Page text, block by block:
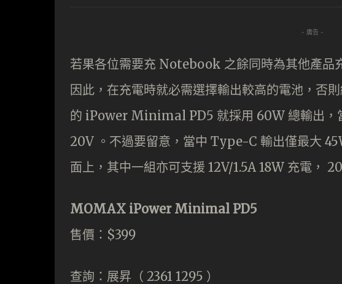
- 廣告 -
若果各位需要充 Notebook 之餘同時為其他產品
因此，在充電時就必需選擇輸出較高的電池，否
的 iPower Minimal PD5 就採用 60W 總輸出，
20V 。不過要留意，當中 Type-C 輸出僅最大
面上，其中一組亦可支援 12V/1.5A 18W 充電，
MOMAX iPower Minimal PD5
售價：$399
查詢：展昇（ 2361 1295 ）